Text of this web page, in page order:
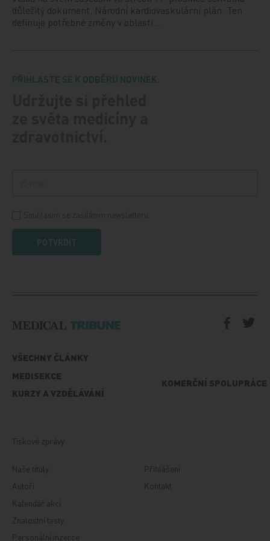
důležitý dokument, Národní kardiovaskulární plán. Ten
definuje potřebné změny v oblasti…
PŘIHLASTE SE K ODBĚRU NOVINEK.
POTVRDIT
VŠECHNY ČLÁNKY
MEDISEKCE
KURZY A VZDĚLÁVÁNÍ
KOMERČNÍ SPOLUPRÁCE
Tiskové zprávy
Naše tituly
Autoři
Kalendář akcí
Znalostní testy
Personální inzerce
Přihlášení
Kontakt